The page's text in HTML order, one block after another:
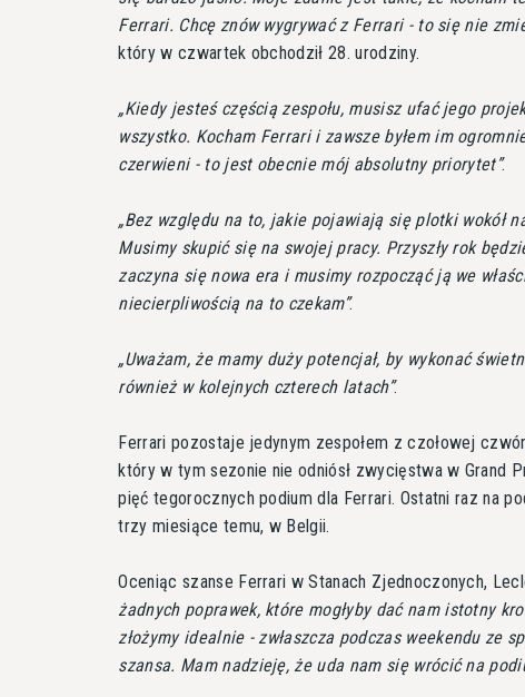
Ferrari. Chcę znów wygrywać z Ferrari - to się nie
który w czwartek obchodził 28. urodziny.
Kiedy jesteś częścią zespołu, musisz ufać jego
wszystko. Kocham Ferrari i zawsze byłem im
czerwieni - to jest obecnie mój absolutny priorytet .
Bez względu na to, jakie pojawiają się plotki wokół
Musimy skupić się na swojej pracy. Przyszły rok
zaczyna się nowa era i musimy rozpocząć ją we
niecierpliwością na to czekam .
Uważam, że mamy duży potencjał, by wykonać
również w kolejnych czterech latach .
Ferrari pozostaje jedynym zespołem z czołowej
który w tym sezonie nie odniósł zwycięstwa w Grand
pięć tegorocznych podium dla Ferrari. Ostatni raz na
trzy miesiące temu, w Belgii.
Oceniąc szanse Ferrari w Stanach Zjednoczonych,
żadnych poprawek, które mogłyby dać nam istotny
złożymy idealnie - zwłaszcza podczas weekendu ze
szansa. Mam nadzieję, że uda nam się wrócić na